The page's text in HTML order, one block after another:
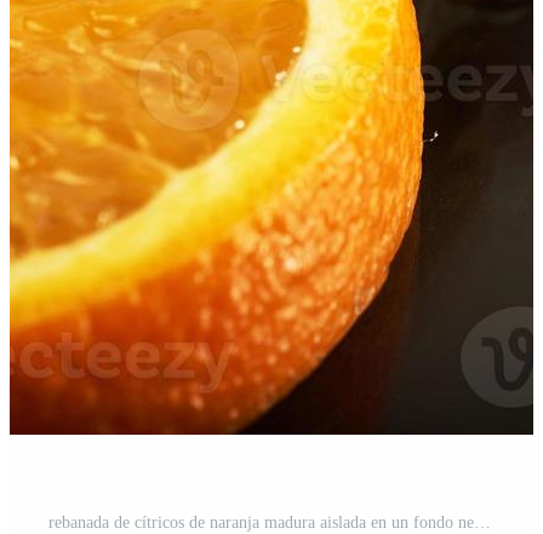
rebanada de cítricos de naranja madura aislada en un fondo negro. Foto Pro